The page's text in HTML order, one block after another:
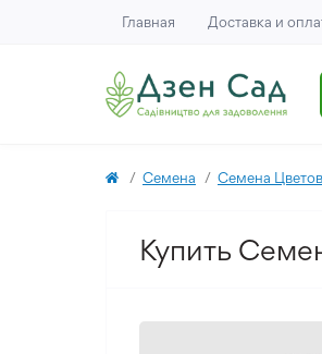
Главная Доставка и
Семена Семена Цветов
Купить